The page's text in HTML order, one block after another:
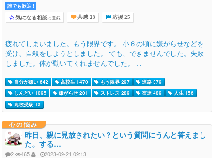
誰でも歓迎 !
気になる相談に登録 共感 28 応援 25
疲れてしまいました。もう限界です。 小６の頃に嫌がらせなどを
受け、自殺をしようとしました。 でも、できませんでした。失敗
しました。体が動いてくれませんでした。 ...
自分が嫌い 642 高校生 1470 もう限界 297
進路 379
しんどい 1095
嫌がらせ 201 ストレス 289 友達 489
人生 156
高校受験 13
心の悩み
昨日、親に見放されたい？という質問にうんと答えまし
た。する…
2 465 . 2023-09-21 09:13